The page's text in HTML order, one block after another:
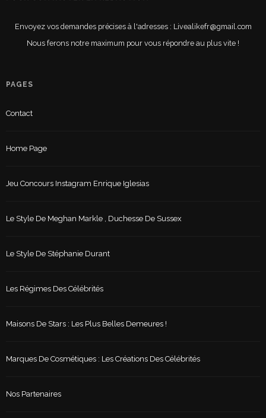
Envoyez vos demandes précises à l'adresses : Livealikefr@gmail.com
Nous ferons notre maximum pour vous répondre au plus vite !
PAGES
Contact
Home Page
Jeu Concours Instagram Enrique Iglesias
Le Style De Meghan Markle , Duchesse De Sussex
Le Style De Stéphanie Durant
Les Régimes Des Célébrités
Maisons De Stars : Les Plus Belles Demeures !
Marques De Cosmétiques : Les Créations Des Célébrités
Nos Partenaires